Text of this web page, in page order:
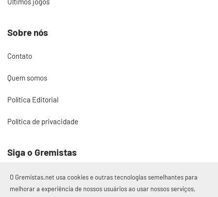
Sobre nós
Contato
Quem somos
Política Editorial
Política de privacidade
Siga o Gremistas
O Gremistas.net usa cookies e outras tecnologias semelhantes para
melhorar a experiência de nossos usuários ao usar nossos serviços,